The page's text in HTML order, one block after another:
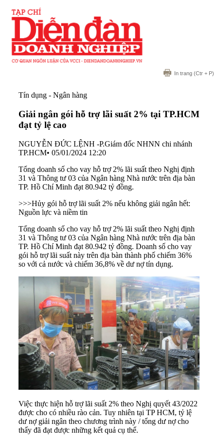
In trang (Ctr + P)
Tín dụng - Ngân hàng
Giải ngân gói hỗ trợ lãi suất 2% tại TP.HCM
đạt tỷ lệ cao
NGUYỄN ĐỨC LỆNH -P.Giám đốc NHNN chi nhánh
TP.HCM• 05/01/2024 12:20
Tổng doanh số cho vay hỗ trợ 2% lãi suất theo Nghị định
31 và Thông tư 03 của Ngân hàng Nhà nước trên địa bàn
TP. Hồ Chí Minh đạt 80.942 tỷ đồng.
>>>Hủy gói hỗ trợ lãi suất 2% nếu không giải ngân hết:
Nguồn lực và niềm tin
Tổng doanh số cho vay hỗ trợ 2% lãi suất theo Nghị định
31 và Thông tư 03 của Ngân hàng Nhà nước trên địa bàn
TP. Hồ Chí Minh đạt 80.942 tỷ đồng. Doanh số cho vay
gói hỗ trợ lãi suất này trên địa bàn thành phố chiếm 36%
so với cả nước và chiếm 36,8% về dư nợ tín dụng.
Việc thực hiện hỗ trợ lãi suất 2% theo Nghị quyết 43/2022
được cho có nhiều rào cản. Tuy nhiên tại TP HCM, tỷ lệ
dư nợ giải ngân theo chương trình này / tổng dư nợ cho
thấy đã đạt được những kết quả cụ thể.